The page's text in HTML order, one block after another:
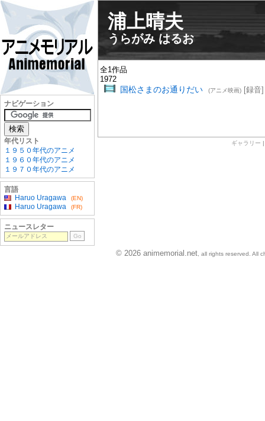
浦上晴夫
うらがみ はるお
全1作品
1972
国松さまのお通りだい (アニメ映画)[録音]
ギャラリー
ナビゲーション
年代リスト
１９５０年代のアニメ
１９６０年代のアニメ
１９７０年代のアニメ
言語
Haruo Uragawa
(EN)
Haruo Uragawa (FR)
ニュースレター
© 2026 animemorial.net , all rights reserved. All